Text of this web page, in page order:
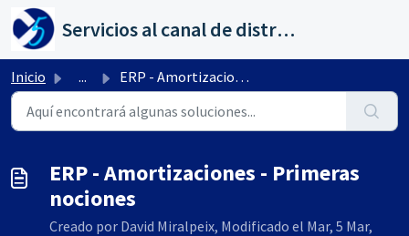
Saltar al contenido principal
Servicios al canal de distribución de AHORA
Inicio ... ERP - Amortizaciones - Primeras nociones
ERP - Amortizaciones - Primeras
nociones
Creado por David Miralpeix, Modificado el Mar, 5 Mar,